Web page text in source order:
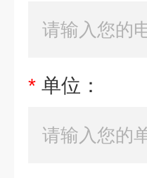
* 单位：